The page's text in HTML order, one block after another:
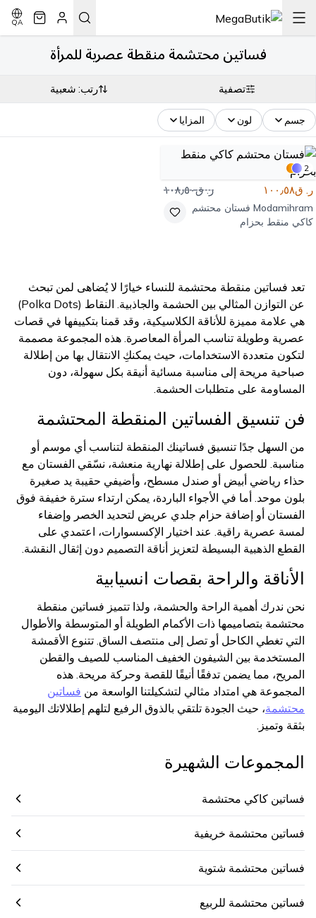
QA
فساتين محتشمة منقطة عصرية للمرأة
تصفية رتب: شعبية
جسم لون المزايا
2
ر. ق١٠٠٫٥٨ ر. ق١٠٨٫٥٠
Modamihram فستان محتشم
كاكي منقط بحزام
تعد فساتين منقطة محتشمة للنساء خيارًا لا يُضاهى لمن تبحث
عن التوازن المثالي بين الحشمة والجاذبية. النقاط (Polka Dots)
هي علامة مميزة للأناقة الكلاسيكية، وقد قمنا بتكييفها في قصات
عصرية وطويلة تناسب المرأة المعاصرة. هذه المجموعة مصممة
لتكون متعددة الاستخدامات، حيث يمكنكِ الانتقال بها من إطلالة
صباحية مريحة إلى مناسبة مسائية أنيقة بكل سهولة، دون
المساومة على متطلبات الحشمة.
فن تنسيق الفساتين المنقطة المحتشمة
من السهل جدًا تنسيق فساتينك المنقطة لتناسب أي موسم أو
مناسبة. للحصول على إطلالة نهارية منعشة، نسّقي الفستان مع
حذاء رياضي أبيض أو صندل مسطح، وأضيفي حقيبة يد صغيرة
بلون موحد. أما في الأجواء الباردة، يمكن ارتداء سترة خفيفة فوق
الفستان أو إضافة حزام جلدي عريض لتحديد الخصر وإضفاء
لمسة عصرية راقية. عند اختيار الإكسسوارات، اعتمدي على
القطع الذهبية البسيطة لتعزيز أناقة التصميم دون إثقال النقشة.
الأناقة والراحة بقصات انسيابية
نحن ندرك أهمية الراحة والحشمة، ولذا تتميز فساتين منقطة
محتشمة بتصاميمها ذات الأكمام الطويلة أو المتوسطة والأطوال
التي تغطي الكاحل أو تصل إلى منتصف الساق. تتنوع الأقمشة
المستخدمة بين الشيفون الخفيف المناسب للصيف والقطن
المريح، مما يضمن تدفقًا أنيقًا للقصة وحركة مريحة. هذه
المجموعة هي امتداد مثالي لتشكيلتنا الواسعة من فساتين
محتشمة، حيث الجودة تلتقي بالذوق الرفيع لتلهم إطلالاتك اليومية
بثقة وتميز.
المجموعات الشهيرة
فساتين كاكي محتشمة
فساتين محتشمة خريفية
فساتين محتشمة شتوية
فساتين محتشمة للربيع